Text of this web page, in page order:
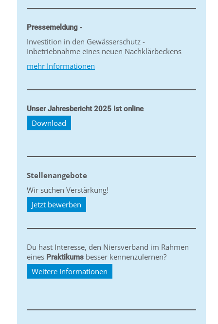
Pressemeldung -
Investition in den Gewässerschutz -
Inbetriebnahme eines neuen Nachklärbeckens
mehr Informationen
Unser Jahresbericht 2025 ist online
Download
Stellenangebote
Wir suchen Verstärkung!
Jetzt bewerben
Du hast Interesse, den Niersverband im Rahmen
eines Praktikums besser kennenzulernen?
Weitere Informationen